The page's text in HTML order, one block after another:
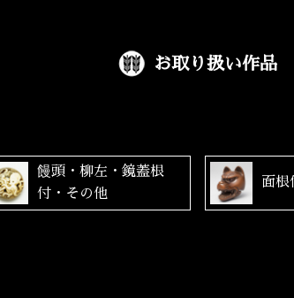
お取り扱い作品
饅頭・柳左・鏡蓋根
付・その他
面根